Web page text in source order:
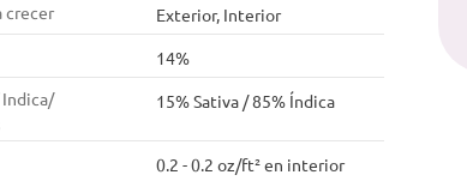
crecer
Exterior, Interior
14%
15% Sativa / 85% Índica
0.2 - 0.2 oz/ft² en interior